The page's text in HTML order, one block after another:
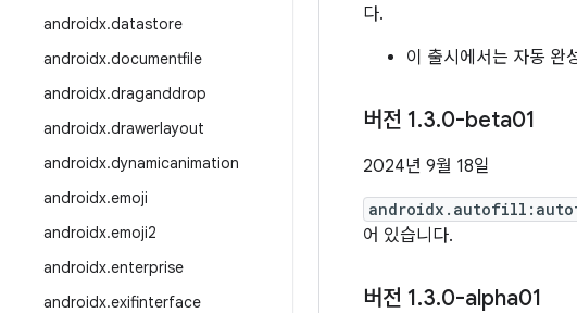
androidx.datastore
androidx.documentfile
androidx.draganddrop
androidx.drawerlayout
androidx.dynamicanimation
androidx.emoji
androidx.emoji2
androidx.enterprise
androidx.exifinterface
다.
이 출시에서는 자동 완
버전 1.3.0-beta01
2024년 9월 18일
어 있습니다.
버전 1.3.0-alpha01